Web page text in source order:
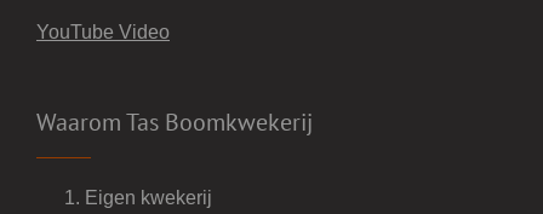
YouTube Video
Waarom Tas Boomkwekerij
Eigen kwekerij